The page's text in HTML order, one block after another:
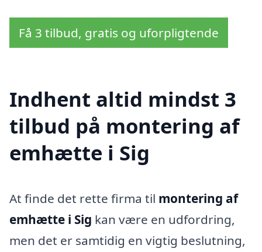
Få 3 tilbud, gratis og uforpligtende
Indhent altid mindst 3
tilbud på montering af
emhætte i Sig
At finde det rette firma til montering af
emhætte i Sig kan være en udfordring,
men det er samtidig en vigtig beslutning,